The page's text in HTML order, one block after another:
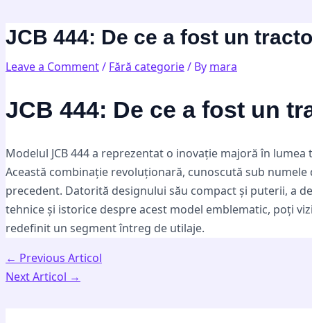
to
content
JCB 444: De ce a fost un
Leave a Comment/ Fără categorie/ By mara
JCB 444: De ce a fost un
Modelul JCB 444 a reprezentat o inovație majoră în
Această combinație revoluționară, cunoscută sub
precedent. Datorită designului său compact și puterii, a
tehnice și istorice despre acest model emblematic, poți
redefinit un segment întreg de utilaje.
navigation
← Previous Articol
Next Articol →
here..